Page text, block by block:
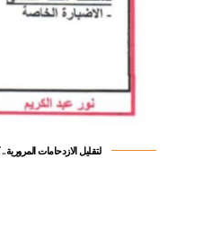
لتقليل الازدحامات